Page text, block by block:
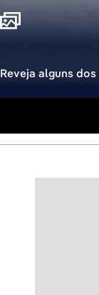
Reveja alguns